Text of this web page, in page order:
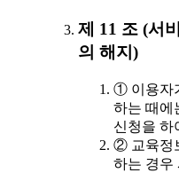
제 11 조 (서
의 해지)
① 이용자
하는 때에
신청을 하
② 교육정
하는 경우